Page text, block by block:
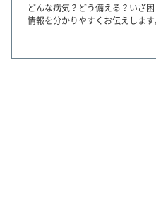
どんな病気？どう備える？いざ
情報を分かりやすくお伝えします